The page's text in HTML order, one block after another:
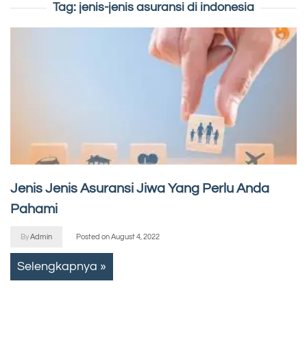
Tag: jenis-jenis asuransi di indonesia
Jenis Jenis Asuransi Jiwa Yang Perlu Anda
Pahami
ByAdmin Posted onAugust 4, 2022
Selengkapnya »